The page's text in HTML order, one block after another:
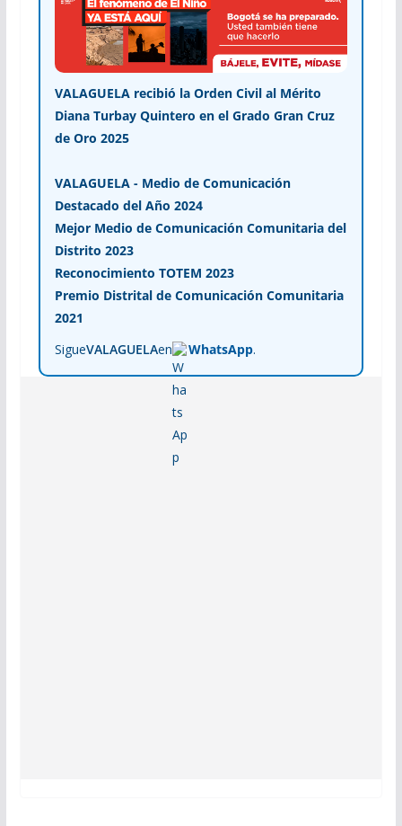
VALAGUELA recibió la Orden Civil al Mérito
Diana Turbay Quintero en el Grado Gran Cruz
de Oro 2025
VALAGUELA - Medio de Comunicación
Destacado del Año 2024
Mejor Medio de Comunicación Comunitaria del
Distrito 2023
Reconocimiento TOTEM 2023
Premio Distrital de Comunicación Comunitaria
2021
SigueVALAGUELAen WhatsApp.